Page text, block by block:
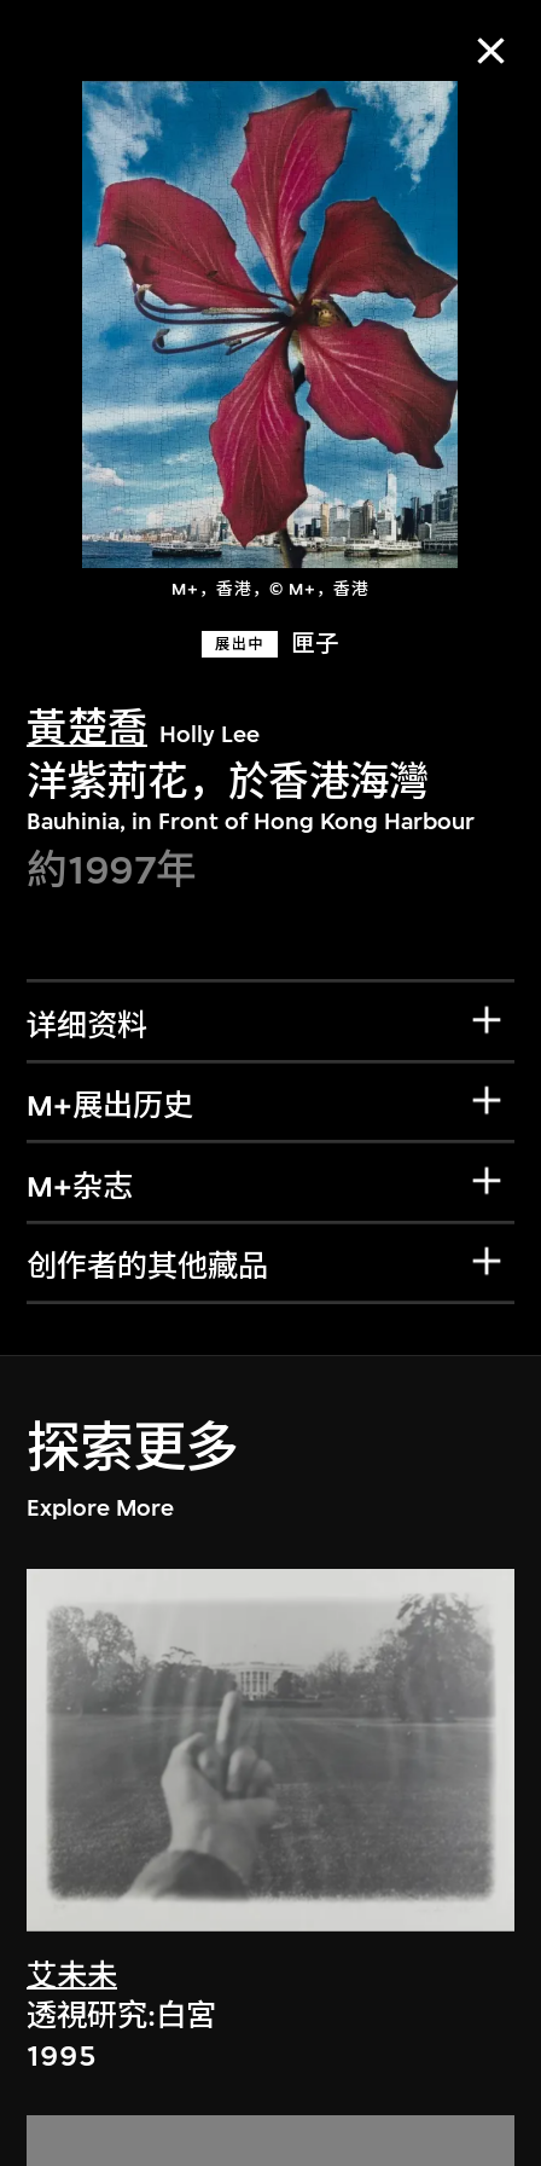
M+，香港，© M+，香港
展出中 匣子
黃楚喬 Holly Lee
洋紫荊花，於香港海灣
Bauhinia, in Front of Hong Kong Harbour
約1997年
详细资料
M+展出历史
M+杂志
创作者的其他藏品
探索更多
Explore More
艾未未
透視研究:白宮
1995
M+藏品
进一步筛选
关于M+藏品
探索世界顶级的二十及二十一世纪视觉
文化藏品。